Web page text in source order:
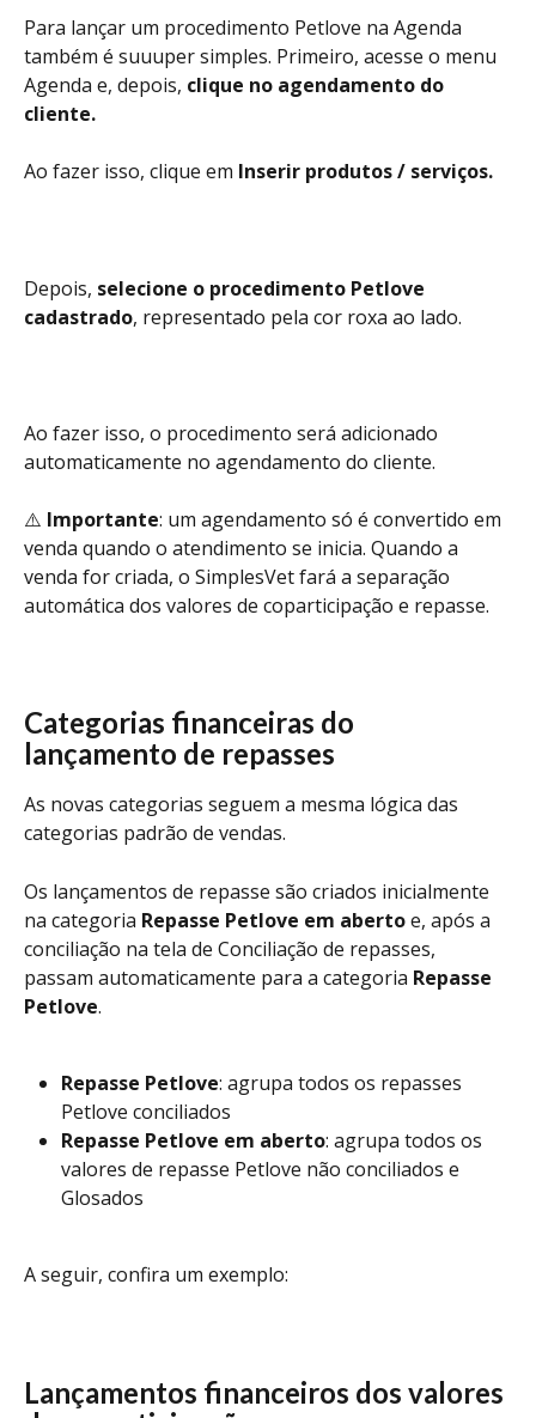
Para lançar um procedimento Petlove na Agenda
também é suuuper simples. Primeiro, acesse o menu
Agenda e, depois, clique no agendamento do
cliente.
Ao fazer isso, clique em Inserir produtos / serviços.
Depois, selecione o procedimento Petlove
cadastrado, representado pela cor roxa ao lado.
Ao fazer isso, o procedimento será adicionado
automaticamente no agendamento do cliente.
⚠️ Importante: um agendamento só é convertido em
venda quando o atendimento se inicia. Quando a
venda for criada, o SimplesVet fará a separação
automática dos valores de coparticipação e repasse.
Categorias financeiras do
lançamento de repasses
As novas categorias seguem a mesma lógica das
categorias padrão de vendas.
Os lançamentos de repasse são criados inicialmente
na categoria Repasse Petlove em aberto e, após a
conciliação na tela de Conciliação de repasses,
passam automaticamente para a categoria Repasse
Petlove.
Repasse Petlove: agrupa todos os repasses
Petlove conciliados
Repasse Petlove em aberto: agrupa todos os
valores de repasse Petlove não conciliados e
Glosados
A seguir, confira um exemplo:
Lançamentos financeiros dos valores